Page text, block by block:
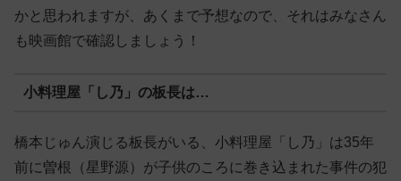
かと思われますが、あくまで予想なので、それはみなさん
も映画館で確認しましょう！
小料理屋「し乃」の板長は…
橋本じゅん演じる板長がいる、小料理屋「し乃」は35年
前に曽根（星野源）が子供のころに巻き込まれた事件の犯